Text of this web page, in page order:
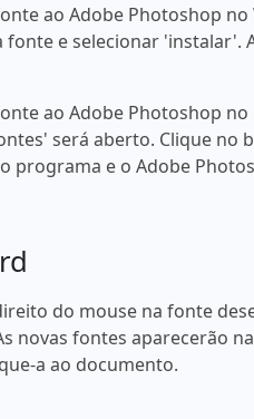
ao Adobe Photoshop
fonte e selecionar 'instalar'.
ao Adobe Photoshop
será aberto. Clique
programa e o Adobe
do mouse na fonte
novas fontes aparecerão
a ao documento.